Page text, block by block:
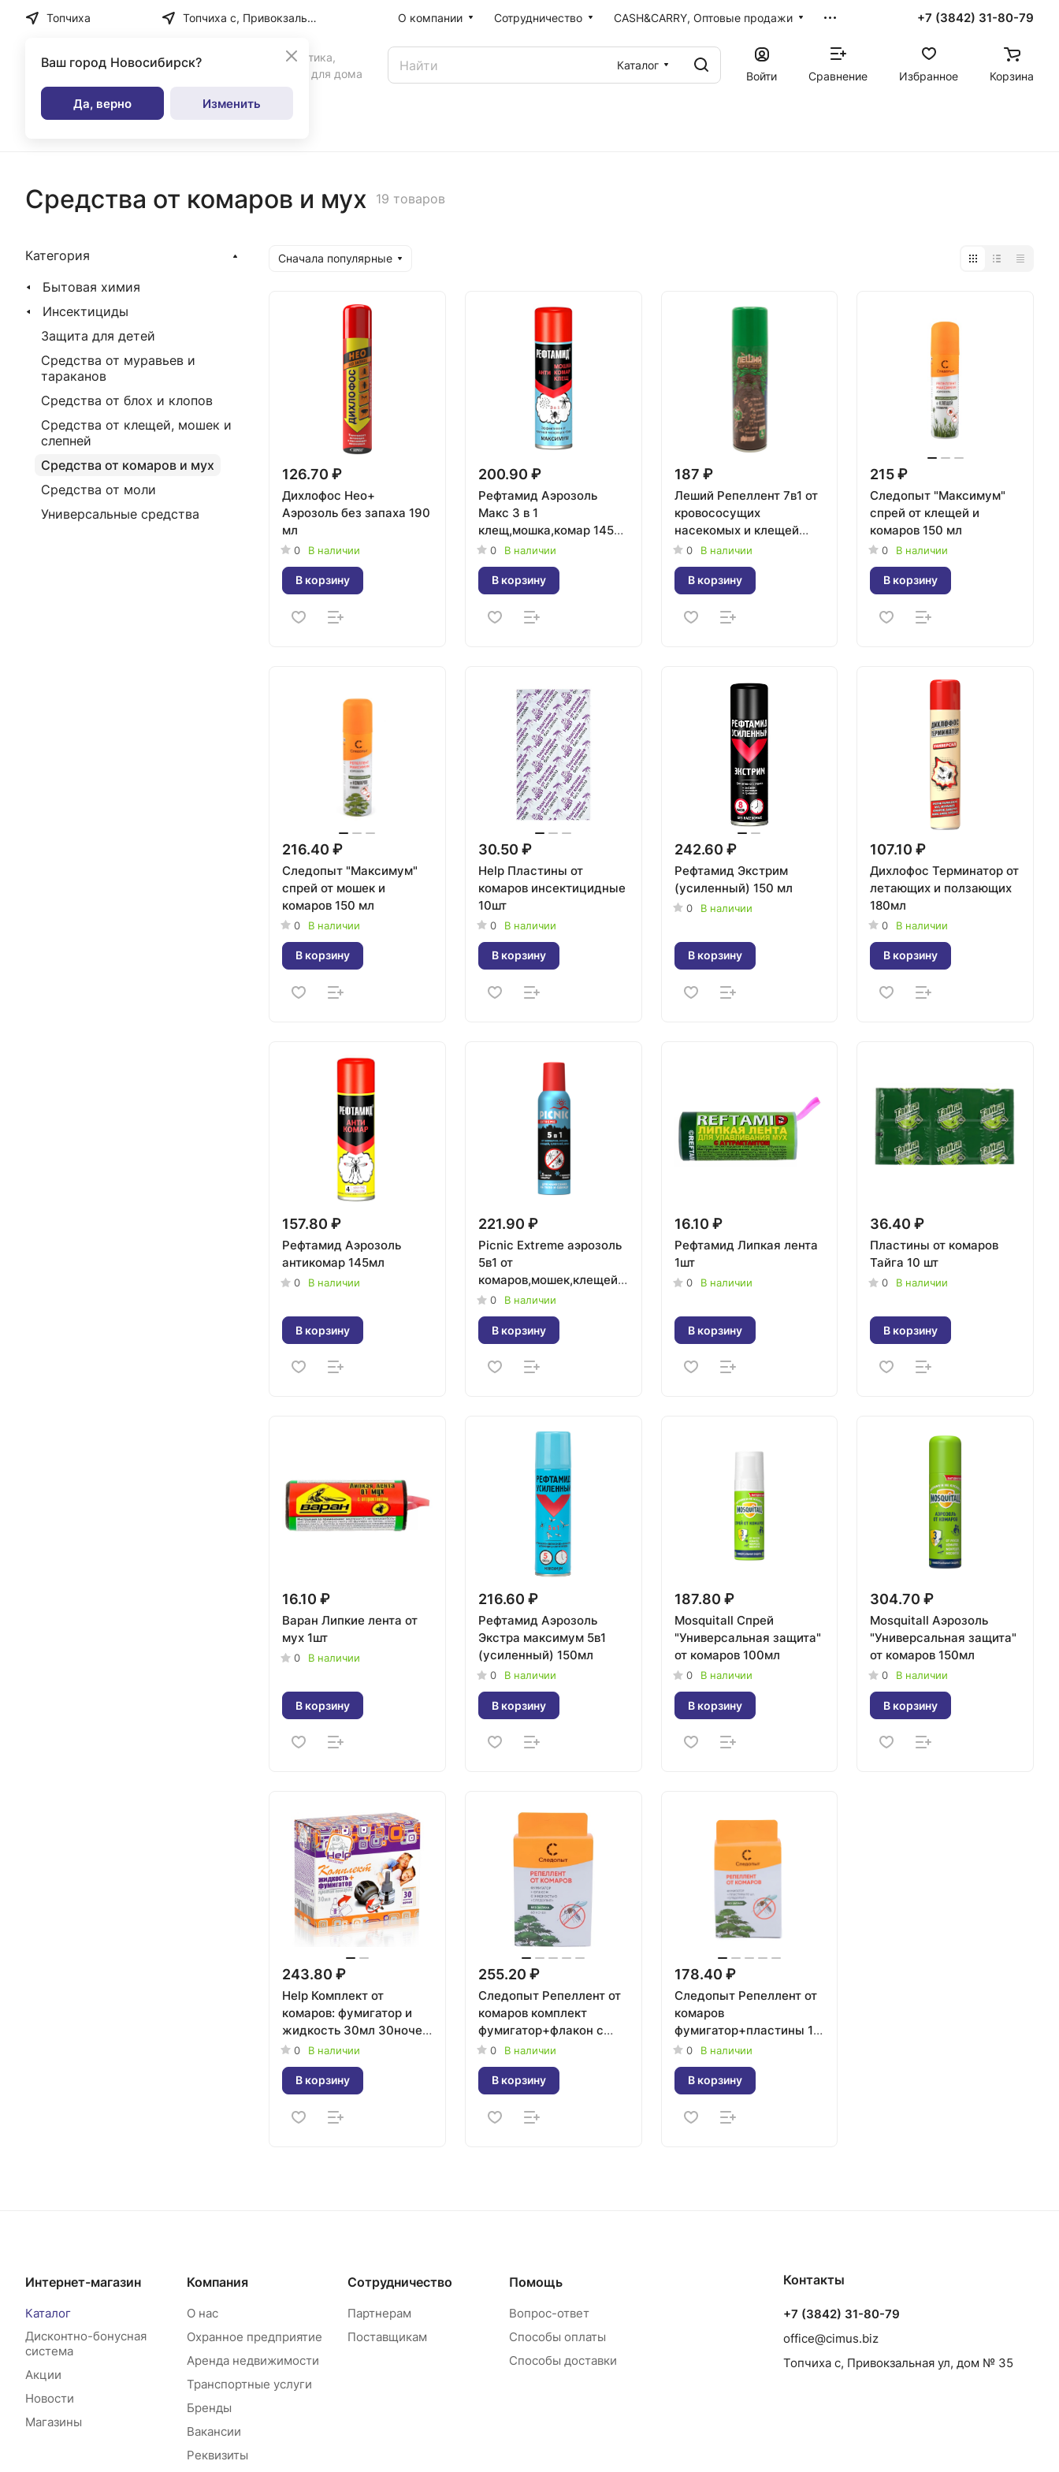
Топчиха
Ваш город Новосибирск?
Да, верно Изменить
Топчиха с, Привокзальная ул, дом № 35 О компании Сотрудничество CASH&CARRY, Оптовые продажи +7 (3842) 31-80-79
Бытовая химия, косметика,
парфюмерия и товары для дома
Каталог
Войти
Сравнение Избранное Корзина
Каталог
Средства от комаров и мух 19 товаров
Сначала популярные
126.70 ₽
Дихлофос Нео+
Аэрозоль без запаха 190
мл
0 В наличии
В корзину
200.90 ₽
Рефтамид Аэрозоль
Макс 3 в 1
клещ,мошка,комар 145
мл0 В наличии
В корзину
187 ₽
Леший Репеллент 7в1 от
кровососущих
насекомых и клещей
150мл
0 В наличии
В корзину
215 ₽
Следопыт "Максимум"
спрей от клещей и
комаров 150 мл
0 В наличии
В корзину
216.40 ₽
Следопыт "Максимум"
спрей от мошек и
комаров 150 мл
0 В наличии
В корзину
30.50 ₽
Help Пластины от
комаров инсектицидные
10шт
0 В наличии
В корзину
242.60 ₽
Рефтамид Экстрим
(усиленный) 150 мл
0 В наличии
В корзину
107.10 ₽
Дихлофос Терминатор от
летающих и ползающих
180мл
0 В наличии
В корзину
157.80 ₽
Рефтамид Аэрозоль
антикомар 145мл
0 В наличии
В корзину
221.90 ₽
Picnic Extreme аэрозоль
5в1 от
комаров,мошек,клещей,слепней,блох
150мл
0 В наличии
В корзину
16.10 ₽
Рефтамид Липкая лента
1шт
0 В наличии
В корзину
36.40 ₽
Пластины от комаров
Тайга 10 шт
0 В наличии
В корзину
16.10 ₽
Варан Липкие лента от
мух 1шт
0 В наличии
В корзину
216.60 ₽
Рефтамид Аэрозоль
Экстра максимум 5в1
(усиленный) 150мл
0 В наличии
В корзину
187.80 ₽
Mosquitall Спрей
"Универсальная защита"
от комаров 100мл
0 В наличии
В корзину
304.70 ₽
Mosquitall Аэрозоль
"Универсальная защита"
от комаров 150мл
0 В наличии
В корзину
243.80 ₽
Help Комплект от
комаров: фумигатор и
жидкость 30мл 30ночей
инсектицидная
0 В наличии
В корзину
255.20 ₽
Следопыт Репеллент от
комаров комплект
фумигатор+флакон с
жидкостью 60 ночей без
запаха
0 В наличии
В корзину
178.40 ₽
Следопыт Репеллент от
комаров
фумигатор+пластины 10
шт без запаха
0 В наличии
В корзину
Категория
Бытовая химия
Инсектициды
Защита для детей
Средства от муравьев и
тараканов
Средства от блох и клопов
Средства от клещей, мошек и
слепней
Средства от комаров и мух
Средства от моли
Универсальные средства
Интернет-магазин
Каталог
Дисконтно-бонусная
система
Акции
Новости
Магазины
Компания
О нас
Охранное предприятие
Аренда недвижимости
Транспортные услуги
Бренды
Вакансии
Реквизиты
Сотрудничество
Партнерам
Поставщикам
Помощь
Вопрос-ответ
Способы оплаты
Способы доставки
Контакты
+7 (3842) 31-80-79
office@cimus.biz
Топчиха с, Привокзальная ул, дом № 35